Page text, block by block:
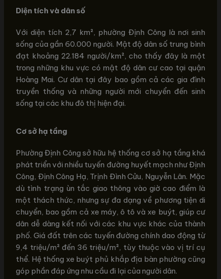
Diện tích và dân số
Với diện tích 2,7 km², phường Định Công là nơi sinh
sống của gần 60.000 người. Mật độ dân số trung bình
đạt khoảng 22.184 người/km², cho thấy đây là một
trong những khu vực có mật độ dân cư cao tại quận
Hoàng Mai. Cư dân tại đây bao gồm cả các gia đình
truyền thống và những người mới chuyển đến sinh
sống tại các khu đô thị hiện đại.
Cơ sở hạ tầng
Phường Định Công sở hữu hệ thống cơ sở hạ tầng khá
phát triển với nhiều tuyến đường huyết mạch như Định
Công, Định Công Hạ, Trịnh Đình Cửu, Nguyễn Lân. Mặc
dù tình trạng ùn tắc giao thông vào giờ cao điểm là
một thách thức, nhưng sự đa dạng về phương tiện di
chuyển, bao gồm cả xe máy, ô tô và xe buýt, giúp cư
dân dễ dàng kết nối với các khu vực khác của thành
phố. Giá đất trên các tuyến đường chính dao động từ
9,4 triệu/m² đến 36 triệu/m², tùy thuộc vào vị trí cụ
thể. Hệ thống xe buýt phủ khắp địa bàn phường cũng
góp phần đáp ứng nhu cầu đi lại của người dân.